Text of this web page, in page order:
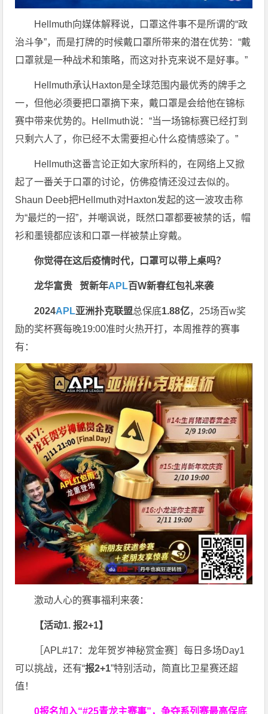
Hellmuth向媒体解释说，口罩这件事不是所谓的“政
治斗争”，而是打牌的时候戴口罩所带来的潜在优势：“戴
口罩就是一种战术和策略，而这对扑克来说不是好事。”
Hellmuth承认Haxton是全球范围内最优秀的牌手之
一，但他必须要把口罩摘下来，戴口罩是会给他在锦标
赛中带来优势的。Hellmuth说：“当一场锦标赛已经打到
只剩六人了，你已经不太需要担心什么疫情感染了。”
Hellmuth这番言论正如大家所料的，在网络上又掀
起了一番关于口罩的讨论，仿佛疫情还没过去似的。
Shaun Deeb把Hellmuth对Haxton发起的这一波攻击称
为“最烂的一招”，并嘲讽说，既然口罩都要被禁的话，帽
衫和墨镜都应该和口罩一样被禁止穿戴。
你觉得在这后疫情时代，口罩可以带上桌吗？
龙华富贵 贺新年APL百W新春红包礼来袭
2024APL亚洲扑克联盟总保底1.88亿，25场百w奖
励的奖杯赛每晚19:00准时火热开打，本周推荐的赛事
有：
激动人心的赛事福利来袭：
【活动1. 报2+1】
［APL#17：龙年贺岁神秘赏金赛］每日多场Day1
可以挑战，还有“报2+1”特别活动，简直比卫星赛还超
值！
0报名加入“#25青龙主赛事”，争夺系列赛最高保底